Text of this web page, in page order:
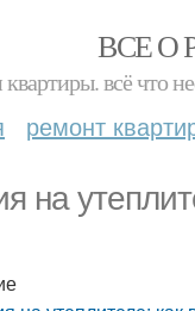
ВСЕ О
всё что
ремонт
на